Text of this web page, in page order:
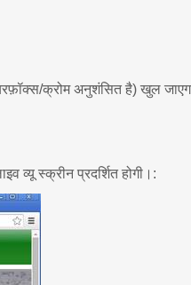
क्रोम अनुशंसित है) खुल
स्क्रीन प्रदर्शित होगी।: